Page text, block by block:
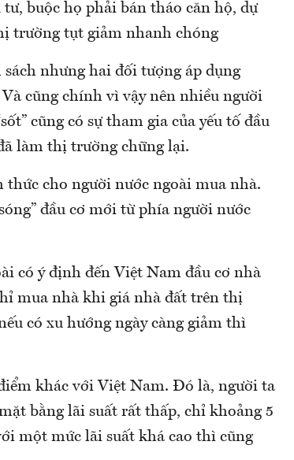
buộc họ phải bán tháo căn hộ, dự
trường tụt giảm nhanh chóng
nhưng hai đối tượng áp dụng
cũng chính vì vậy nên nhiều người
cũng có sự tham gia của yếu tố đầu
làm thị trường chững lại.
cho người nước ngoài mua nhà.
đầu cơ mới từ phía người nước
có ý định đến Việt Nam đầu cơ nhà
mua nhà khi giá nhà đất trên thị
có xu hướng ngày càng giảm thì
khác với Việt Nam. Đó là, người ta
bằng lãi suất rất thấp, chỉ khoảng 5
một mức lãi suất khá cao thì cũng